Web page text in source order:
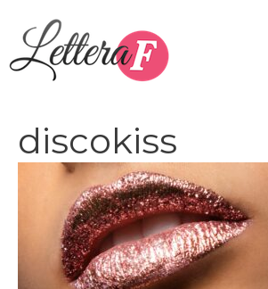
contenuto
discokiss